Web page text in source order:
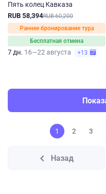
Пять колец Кавказа
RUB 58,394RUB 60,200
Раннее бронирование тура
Бесплатная отмена
7 дн. 16—22 августа +13
1 2 3
Назад